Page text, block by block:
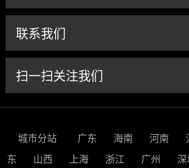
联系我们
扫一扫关注我们
城市分站 广东 海南 河南
东
山西 上海 浙江 广州 深